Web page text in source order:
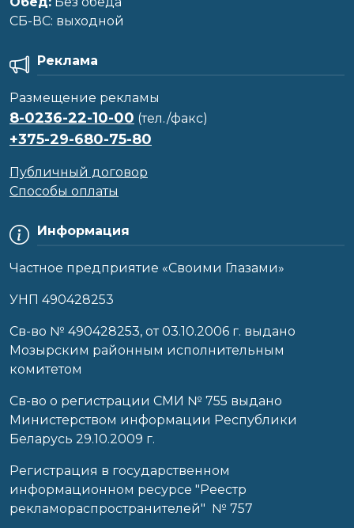
CБ-ВС: выходной
Информация
Частное предприятие «Своими Глазами»
УНП 490428253
Cв-во № 490428253, от 03.10.2006 г. выдано
Мозырским районным исполнительным
комитетом
Св-во о регистрации СМИ № 755 выдано
Министерством информации Республики
Беларусь 29.10.2009 г.
Регистрация в государственном
информационном ресурсе "Реестр
рекламораспространителей" № 757
Реклама
Размещение рекламы
8-0236-22-10-00 (тел./факс)
+375-29-680-75-80
Публичный договор
Способы оплаты